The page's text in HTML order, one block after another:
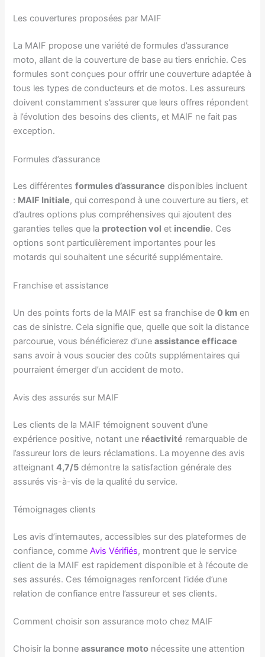
Les couvertures proposées par MAIF
La MAIF propose une variété de formules d’assurance
moto, allant de la couverture de base au tiers enrichie. Ces
formules sont conçues pour offrir une couverture adaptée à
tous les types de conducteurs et de motos. Les assureurs
doivent constamment s’assurer que leurs offres répondent
à l’évolution des besoins des clients, et MAIF ne fait pas
exception.
Formules d’assurance
Les différentesformules d’assurance disponibles incluent
: MAIF Initiale, qui correspond à une couverture au tiers, et
d’autres options plus compréhensives qui ajoutent des
garanties telles que la protection vol et incendie. Ces
options sont particulièrement importantes pour les
motards qui souhaitent une sécurité supplémentaire.
Franchise et assistance
Un des points forts de la MAIF est sa franchise de0 km en
cas de sinistre. Cela signifie que, quelle que soit la distance
parcourue, vous bénéficierez d’uneassistance efficace
sans avoir à vous soucier des coûts supplémentaires qui
pourraient émerger d’un accident de moto.
Avis des assurés sur MAIF
Les clients de la MAIF témoignent souvent d’une
expérience positive, notant une réactivité remarquable de
l’assureur lors de leurs réclamations. La moyenne des avis
atteignant4,7/5 démontre la satisfaction générale des
assurés vis-à-vis de la qualité du service.
Témoignages clients
Les avis d’internautes, accessibles sur des plateformes de
confiance, commeAvis Vérifiés, montrent que le service
client de la MAIF est rapidement disponible et à l’écoute de
ses assurés. Ces témoignages renforcent l’idée d’une
relation de confiance entre l’assureur et ses clients.
Comment choisir son assurance moto chez MAIF
Choisir la bonneassurance moto nécessite une attention